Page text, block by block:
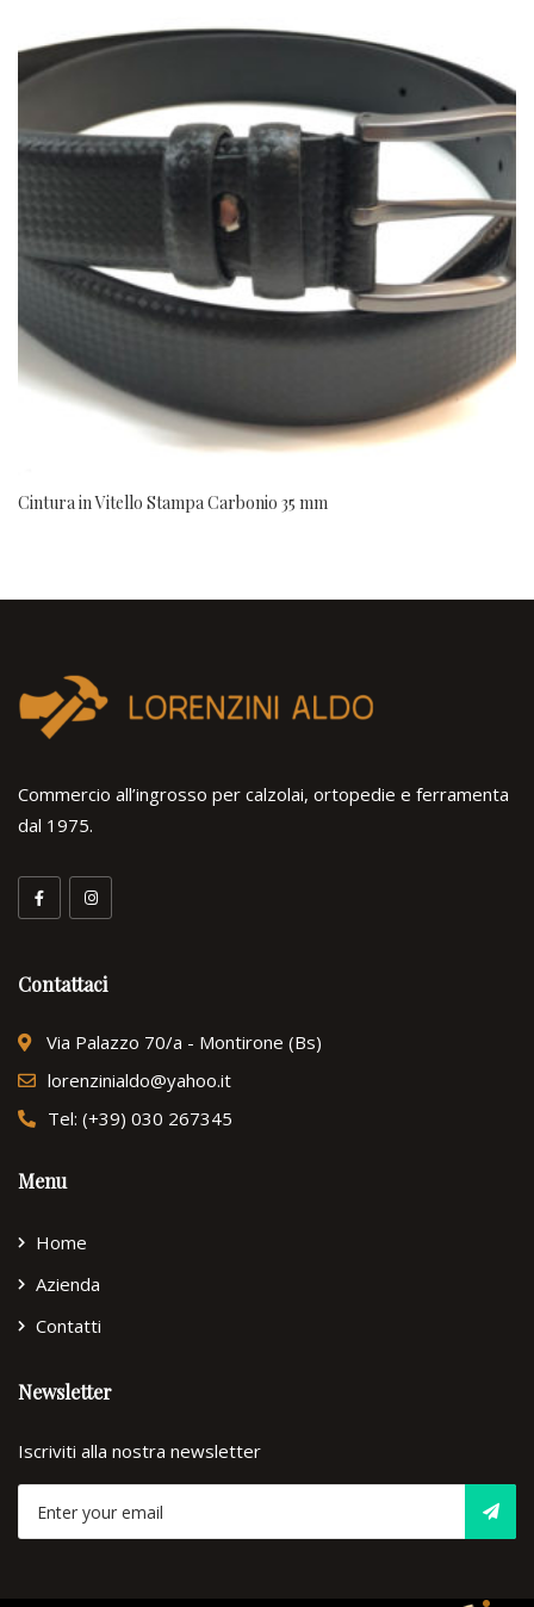
Cintura in Vitello Stampa Carbonio 35 mm
Commercio all’ingrosso per calzolai, ortopedie e ferramenta
dal 1975.
Contattaci
Via Palazzo 70/a - Montirone (Bs)
lorenzinialdo@yahoo.it
Tel: (+39) 030 267345
Menu
Home
Azienda
Contatti
Newsletter
Iscriviti alla nostra newsletter